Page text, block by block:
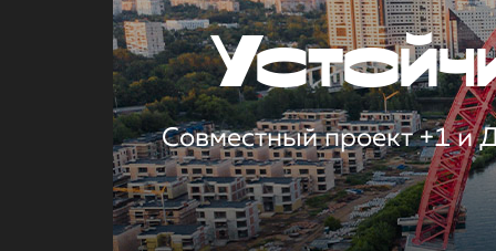
Совместный проект +1 и